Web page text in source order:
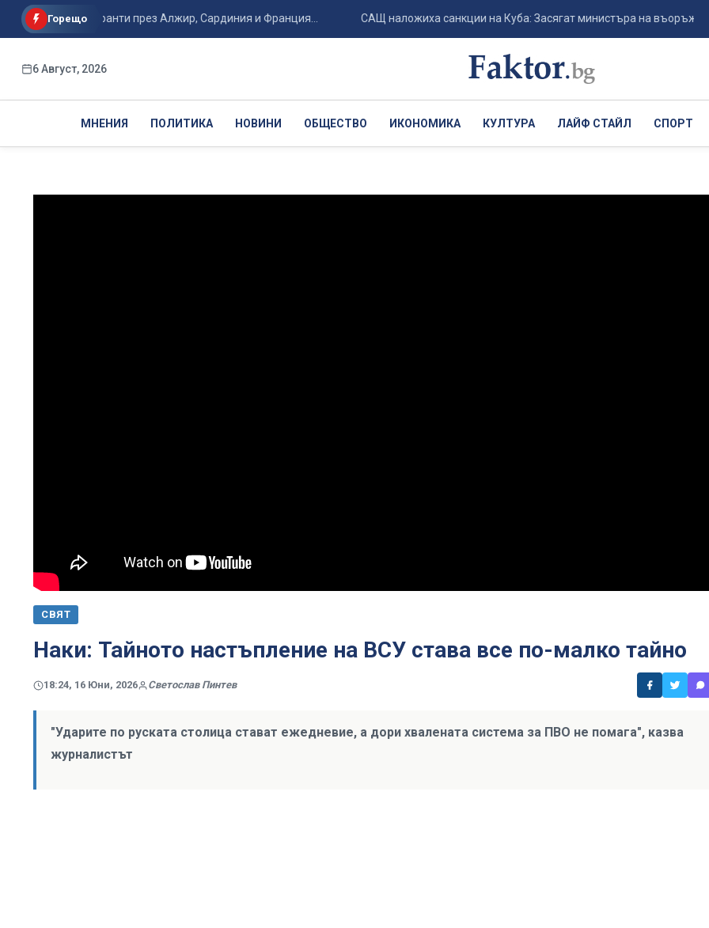
Горещо
на мигранти през Алжир, Сардиния и Франция... САЩ наложиха санкции на Куба: Засягат министъра на въоръжените
6 Август, 2026
МНЕНИЯ ПОЛИТИКА НОВИНИ ОБЩЕСТВО ИКОНОМИКА КУЛТУРА ЛАЙФ СТАЙЛ СПОРТ
СВЯТ
Наки: Тайното настъпление на ВСУ става все по-малко тайно
18:24, 16 Юни, 2026 Светослав Пинтев
"Ударите по руската столица стават ежедневие, а дори хвалената система за ПВО не помага", казва
журналистът